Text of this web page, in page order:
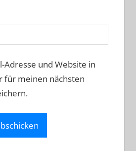
Adresse und Website in
für meinen nächsten